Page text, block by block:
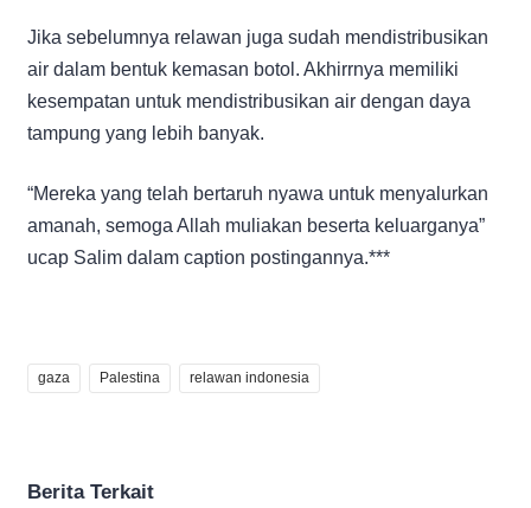
Jika sebelumnya relawan juga sudah mendistribusikan
air dalam bentuk kemasan botol. Akhirrnya memiliki
kesempatan untuk mendistribusikan air dengan daya
tampung yang lebih banyak.
“Mereka yang telah bertaruh nyawa untuk menyalurkan
amanah, semoga Allah muliakan beserta keluarganya”
ucap Salim dalam caption postingannya.***
gaza Palestina relawan indonesia
Berita Terkait